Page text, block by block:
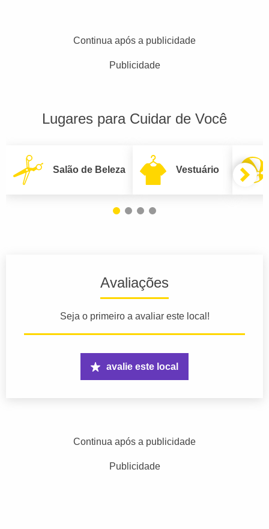
Continua após a publicidade
Publicidade
Lugares para Cuidar de Você
Salão de Beleza Vestuário
Avaliações
Seja o primeiro a avaliar este local!
avalie este local
Continua após a publicidade
Publicidade